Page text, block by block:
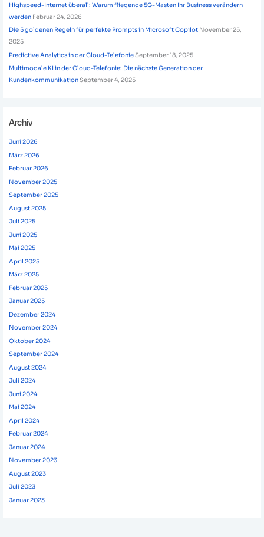
Highspeed-Internet überall: Warum fliegende 5G-Masten Ihr Business verändern
werden Februar 24, 2026
Die 5 goldenen Regeln für perfekte Prompts in Microsoft Copilot November 25,
2025
Predictive Analytics in der Cloud-TelefonieSeptember 18, 2025
Multimodale KI in der Cloud-Telefonie: Die nächste Generation der
KundenkommunikationSeptember 4, 2025
Archiv
Juni 2026
März 2026
Februar 2026
November 2025
September 2025
August 2025
Juli 2025
Juni 2025
Mai 2025
April 2025
März 2025
Februar 2025
Januar 2025
Dezember 2024
November 2024
Oktober 2024
September 2024
August 2024
Juli 2024
Juni 2024
Mai 2024
April 2024
Februar 2024
Januar 2024
November 2023
August 2023
Juli 2023
Januar 2023